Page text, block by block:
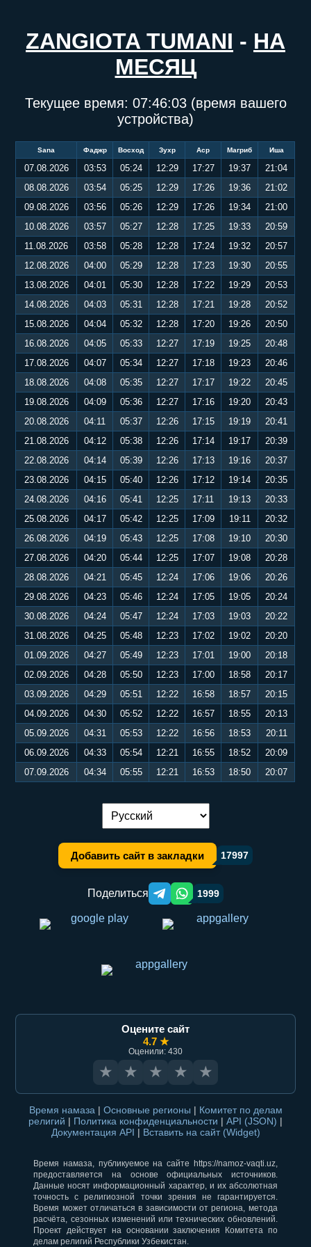
ZANGIOTA TUMANI - НА
МЕСЯЦ
Текущее время: 07:46:03(время вашего
устройства)
Sana Фаджр Восход Зухр Аср Магриб Иша
07.08.2026 03:53 05:24 12:29 17:27 19:37
21:04
08.08.2026
03:54 05:25 12:29 17:26 19:36
21:02
09.08.2026
03:56 05:26 12:29 17:26 19:34
21:00
10.08.2026
03:57 05:27 12:28 17:25 19:33
20:59
11.08.2026
03:58 05:28 12:28 17:24 19:32
20:57
12.08.2026
04:00 05:29 12:28 17:23 19:30
20:55
13.08.2026
04:01 05:30 12:28 17:22 19:29
20:53
14.08.2026
04:03 05:31 12:28 17:21 19:28
20:52
15.08.2026
04:04 05:32 12:28 17:20 19:26
20:50
16.08.2026
04:05 05:33 12:27 17:19 19:25
20:48
17.08.2026
04:07 05:34 12:27 17:18 19:23
20:46
18.08.2026
04:08 05:35 12:27 17:17 19:22
20:45
19.08.2026
04:09 05:36 12:27 17:16 19:20
20:43
20.08.2026
04:11 05:37 12:26 17:15 19:19
20:41
21.08.2026
04:12 05:38 12:26 17:14 19:17
20:39
22.08.2026
04:14 05:39 12:26 17:13 19:16
20:37
23.08.2026
04:15 05:40 12:26 17:12 19:14
20:35
24.08.2026
04:16 05:41 12:25 17:11 19:13
20:33
25.08.2026
04:17 05:42 12:25 17:09 19:11
20:32
26.08.2026
04:19 05:43 12:25 17:08 19:10
20:30
27.08.2026
04:20 05:44 12:25 17:07 19:08
20:28
28.08.2026
04:21 05:45 12:24 17:06 19:06
20:26
29.08.2026
04:23 05:46 12:24 17:05 19:05
20:24
30.08.2026
04:24 05:47 12:24 17:03 19:03
20:22
31.08.2026
04:25 05:48 12:23 17:02 19:02
20:20
01.09.2026
04:27 05:49 12:23 17:01 19:00
20:18
02.09.2026
04:28 05:50 12:23 17:00 18:58
20:17
03.09.2026
04:29 05:51 12:22 16:58 18:57
20:15
04.09.2026
04:30 05:52 12:22 16:57 18:55
20:13
05.09.2026
04:31 05:53 12:22 16:56 18:53
20:11
06.09.2026
04:33 05:54 12:21 16:55 18:52
20:09
07.09.2026
04:34 05:55 12:21 16:53 18:50 20:07
Переключение языка:
Добавить сайт в закладки 17997
Поделиться Telegram orqali ulashish
WhatsApp orqali ulashish
1999
Оцените сайт
4.7 ★
Оценили: 430
★ ★ ★ ★ ★
Время намаза | Основные регионы | Комитет по делам
религий | Политика конфиденциальности | API (JSON) |
Документация API | Вставить на сайт (Widget)
Время намаза, публикуемое на сайте https://namoz-vaqti.uz,
предоставляется на основе официальных источников.
Данные носят информационный характер, и их абсолютная
точность с религиозной точки зрения не гарантируется.
Время может отличаться в зависимости от региона, метода
расчёта, сезонных изменений или технических обновлений.
Проект действует на основании заключения Комитета по
делам религий Республики Узбекистан.